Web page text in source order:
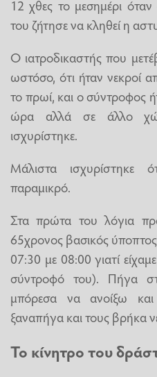
12 χθες το μεσημέρι
του ζήτησε να κληθεί η
Ο ιατροδικαστής που
ωστόσο, ότι ήταν νεκροί
το πρωί, και ο σύντροφος
ώρα αλλά σε άλλο
ισχυρίστηκε.
Μάλιστα ισχυρίστηκε
παραμικρό.
Στα πρώτα του λόγια
65χρονος βασικός
07:30 με 08:00 γιατί
σύντροφό του). Πήγα
μπόρεσα να ανοίξω
ξαναπήγα και τους βρήκα
Το κίνητρο του